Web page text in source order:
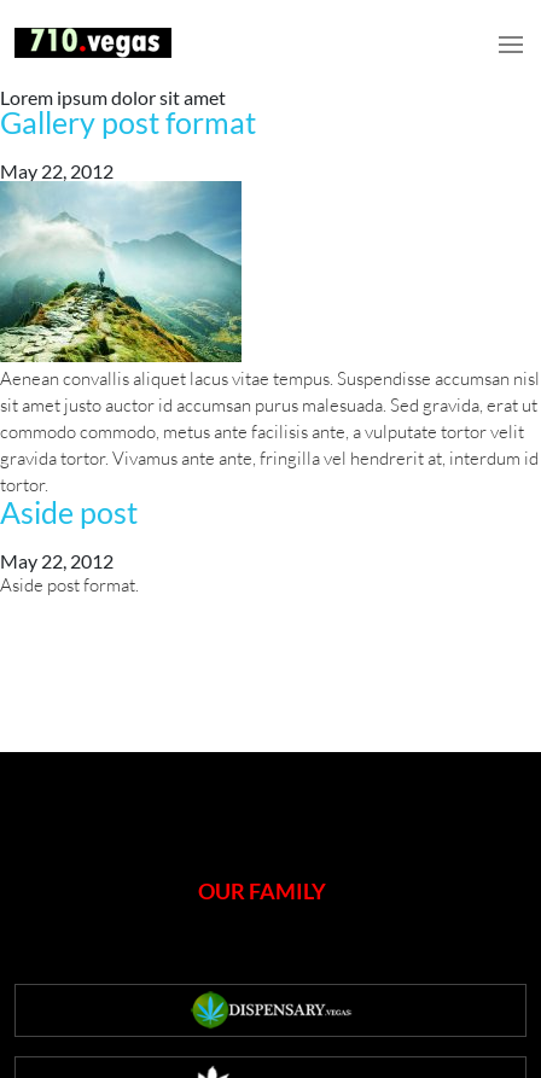
Lorem ipsum dolor sit amet
Gallery post format
May 22, 2012
Aenean convallis aliquet lacus vitae tempus. Suspendisse accumsan nisl
sit amet justo auctor id accumsan purus malesuada. Sed gravida, erat ut
commodo commodo, metus ante facilisis ante, a vulputate tortor velit
gravida tortor. Vivamus ante ante, fringilla vel hendrerit at, interdum id
tortor.
Aside post
May 22, 2012
Aside post format.
OUR FAMILY